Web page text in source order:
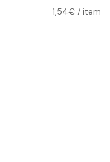
1,54€ / item